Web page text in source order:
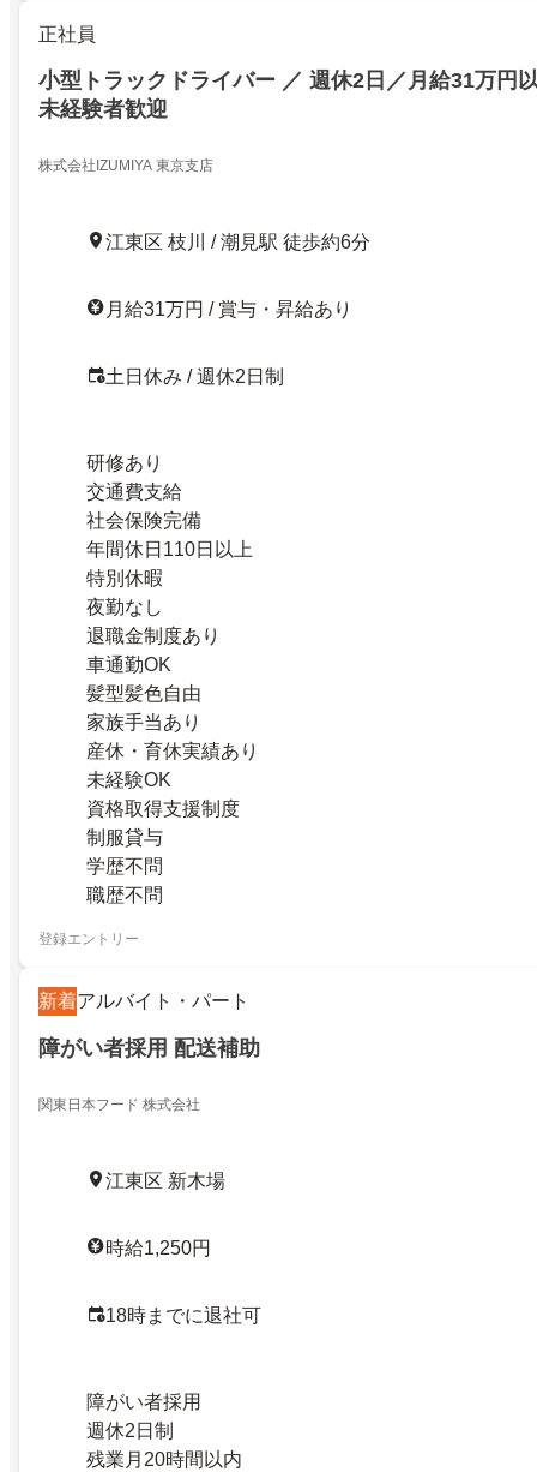
正社員
小型トラックドライバー ／ 週休2日／月給31万円
未経験者歓迎
株式会社IZUMIYA 東京支店
江東区 枝川 / 潮見駅 徒歩約6分
月給31万円 / 賞与・昇給あり
土日休み / 週休2日制
研修あり
交通費支給
社会保険完備
年間休日110日以上
特別休暇
夜勤なし
退職金制度あり
車通勤OK
髪型髪色自由
家族手当あり
産休・育休実績あり
未経験OK
資格取得支援制度
制服貸与
学歴不問
職歴不問
登録エントリー
新着アルバイト・パート
障がい者採用 配送補助
関東日本フード 株式会社
江東区 新木場
時給1,250円
18時までに退社可
障がい者採用
週休2日制
残業月20時間以内